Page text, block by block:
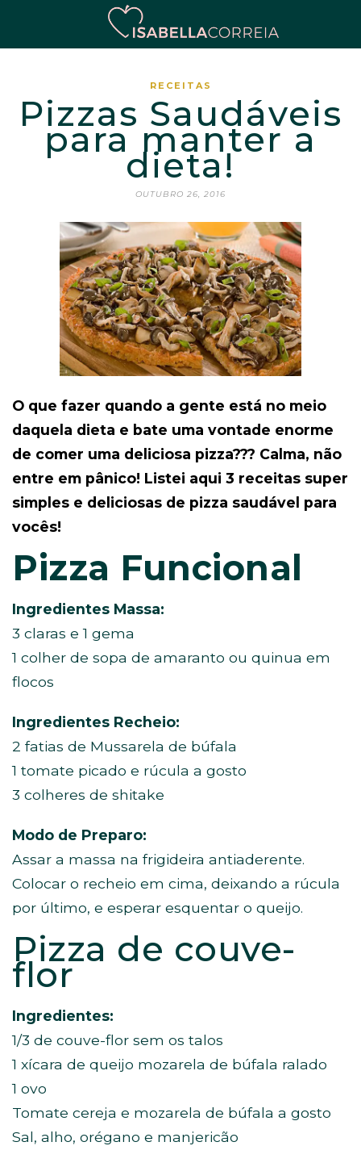
RECEITAS
Pizzas Saudáveis
para manter a
dieta!
OUTUBRO 26, 2016
O que fazer quando a gente está no meio
daquela dieta e bate uma vontade enorme
de comer uma deliciosa pizza??? Calma, não
entre em pânico! Listei aqui 3 receitas super
simples e deliciosas de pizza saudável para
vocês!
Pizza Funcional
Ingredientes Massa:
3 claras e 1 gema
1 colher de sopa de amaranto ou quinua em
flocos
Ingredientes Recheio:
2 fatias de Mussarela de búfala
1 tomate picado e rúcula a gosto
3 colheres de shitake
Modo de Preparo:
Assar a massa na frigideira antiaderente.
Colocar o recheio em cima, deixando a rúcula
por último, e esperar esquentar o queijo.
Pizza de couve-
flor
Ingredientes:
1/3 de couve-flor sem os talos
1 xícara de queijo mozarela de búfala ralado
1 ovo
Tomate cereja e mozarela de búfala a gosto
Sal, alho, orégano e manjericão